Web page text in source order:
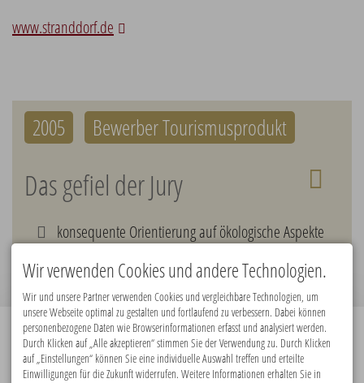
www.stranddorf.de
2005 Bewerber Tourismusprodukt
Das gefiel der Jury
konsequente Orientierung auf ökologische Aspekte
Premiumpartner:
Wir verwenden Cookies und andere Technologien.
Wir und unsere Partner verwenden Cookies und vergleichbare Technologien, um
unsere Webseite optimal zu gestalten und fortlaufend zu verbessern. Dabei können
personenbezogene Daten wie Browserinformationen erfasst und analysiert werden.
Durch Klicken auf „Alle akzeptieren“ stimmen Sie der Verwendung zu. Durch Klicken
auf „Einstellungen“ können Sie eine individuelle Auswahl treffen und erteilte
Einwilligungen für die Zukunft widerrufen. Weitere Informationen erhalten Sie in